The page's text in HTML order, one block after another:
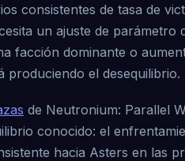
consistentes de tasa de
un ajuste de
facción dominante o
produciendo el desequilibrio.
de Neutronium: Parallel
conocido: el
hacia Asters en las